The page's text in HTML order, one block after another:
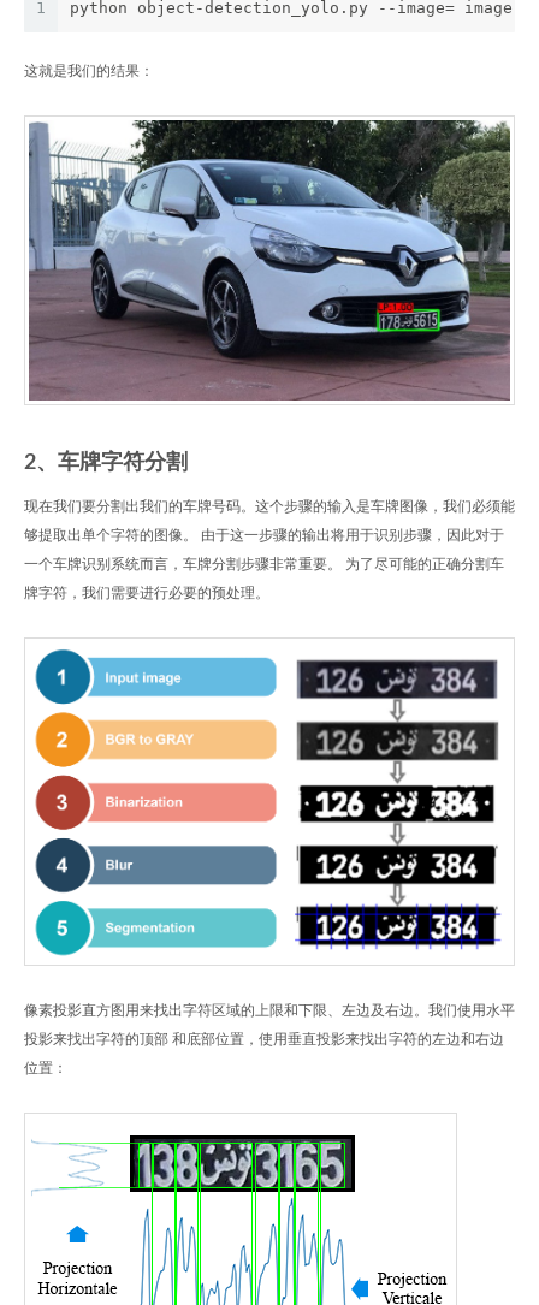
1 python object-detection_yolo.py --image=
这就是我们的结果：
2、车牌字符分割
现在我们要分割出我们的车牌号码。这个步骤的输入是车牌图像，我们必须能
够提取出单个字符的图像。 由于这一步骤的输出将用于识别步骤，因此对于
一个车牌识别系统而言，车牌分割步骤非常重要。 为了尽可能的正确分割车
牌字符，我们需要进行必要的预处理。
像素投影直方图用来找出字符区域的上限和下限、左边及右边。我们使用水平
投影来找出字符的顶部 和底部位置，使用垂直投影来找出字符的左边和右边
位置：